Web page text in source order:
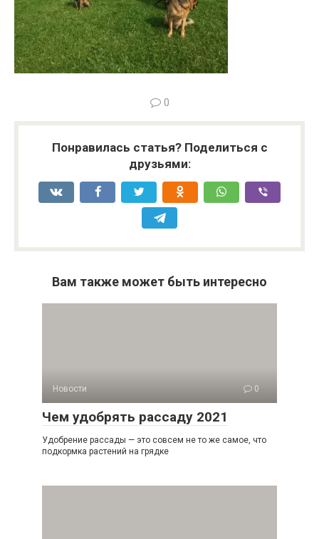
0
Понравилась статья? Поделиться с
друзьями:
Вам также может быть интересно
Новости 0
Чем удобрять рассаду 2021
Удобрение рассады — это совсем не то же самое, что
подкормка растений на грядке